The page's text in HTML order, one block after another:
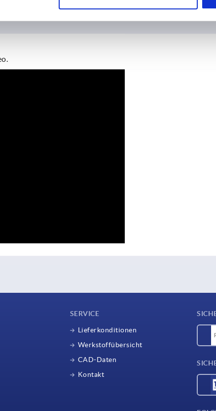
die Gasdruckfedern über ihre gesamte Lebensdauer
und eine hohe Betriebssicherheit gefordert
SERVICE
Lieferkonditionen
Werkstoffübersicht
CAD-Daten
Kontakt